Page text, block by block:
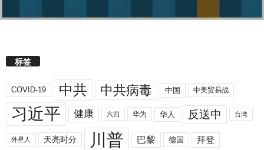
标签
COVID-19 中共 中共病毒 中国 中美贸易战
习近平 健康 六四 华为 华人 反送中 台湾
外星人 天亮时分 川普 巴黎 德国 拜登